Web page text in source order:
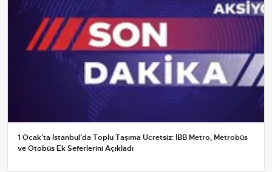
1 Ocak'ta İstanbul'da Toplu Taşıma Ücretsiz: İBB Metro, Metrobüs
ve Otobüs Ek Seferlerini Açıkladı